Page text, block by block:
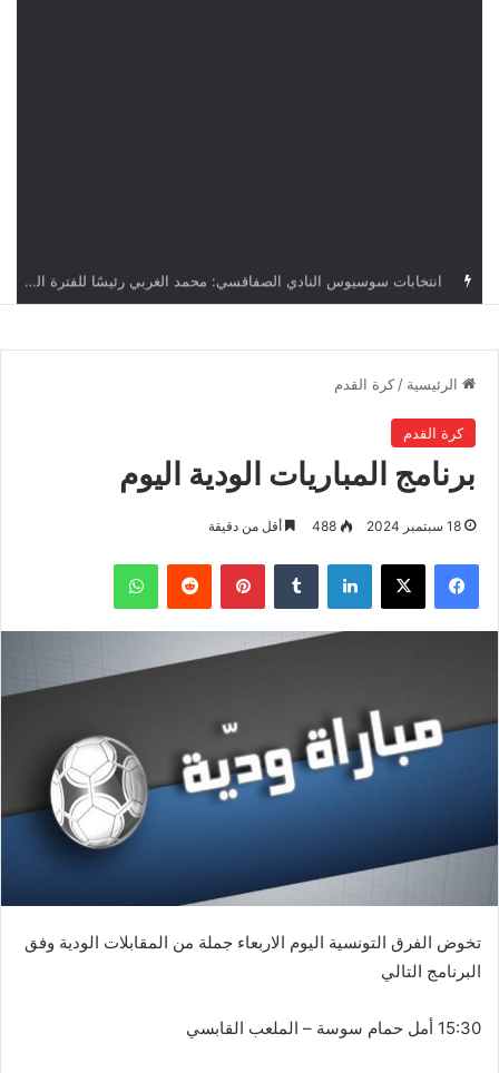
قرعة دوري أبطال إفريقيا: النادي الإفريقي في حال التأهل يواجه مازمبي أو ميدياما
الرئيسية / كرة القدم
كرة القدم
برنامج المباريات الودية اليوم
18 سبتمبر 2024 488 أقل من دقيقة
فيسبوك ‫X لينكدإن بينتيريست واتساب
تخوض الفرق التونسية اليوم الاربعاء جملة من المقابلات الودية وفق
البرنامج التالي
15:30 أمل حمام سوسة – الملعب القابسي